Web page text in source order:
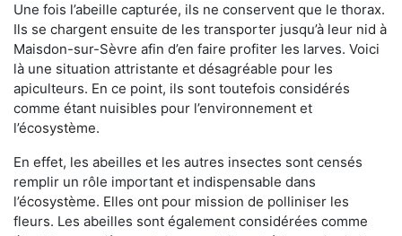
Une fois l’abeille capturée, ils ne conservent que le thorax.
Ils se chargent ensuite de les transporter jusqu’à leur nid à
Maisdon-sur-Sèvre afin d’en faire profiter les larves. Voici
là une situation attristante et désagréable pour les
apiculteurs. En ce point, ils sont toutefois considérés
comme étant nuisibles pour l’environnement et
l’écosystème.
En effet, les abeilles et les autres insectes sont censés
remplir un rôle important et indispensable dans
l’écosystème. Elles ont pour mission de polliniser les
fleurs. Les abeilles sont également considérées comme